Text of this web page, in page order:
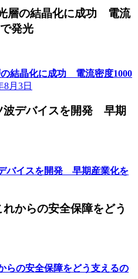
層の結晶化に成功 電流
発光
結晶化に成功 電流密度1000
8月3日
波デバイスを開発 早期
バイスを開発 早期産業化を
れからの安全保障をどう
らの安全保障をどう支えるの